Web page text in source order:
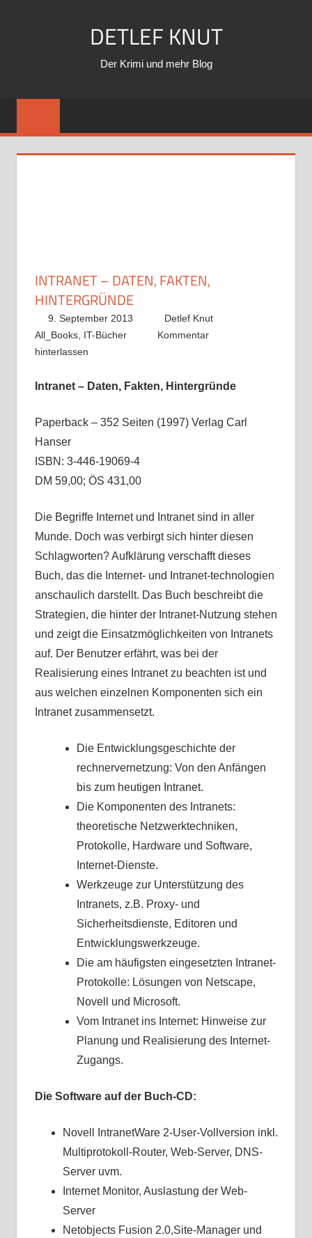
DETLEF KNUT
Der Krimi und mehr Blog
INTRANET – DATEN, FAKTEN,
HINTERGRÜNDE
9. September 2013
Detlef Knut
All_Books, IT-Bücher
Kommentar
hinterlassen
Intranet – Daten, Fakten, Hintergründe
Paperback – 352 Seiten (1997) Verlag Carl
Hanser
ISBN: 3-446-19069-4
DM 59,00; ÖS 431,00
Die Begriffe Internet und Intranet sind in aller
Munde. Doch was verbirgt sich hinter diesen
Schlagworten? Aufklärung verschafft dieses
Buch, das die Internet- und Intranet-technologien
anschaulich darstellt. Das Buch beschreibt die
Strategien, die hinter der Intranet-Nutzung stehen
und zeigt die Einsatzmöglichkeiten von Intranets
auf. Der Benutzer erfährt, was bei der
Realisierung eines Intranet zu beachten ist und
aus welchen einzelnen Komponenten sich ein
Intranet zusammensetzt.
Die Entwicklungsgeschichte der
rechnervernetzung: Von den Anfängen
bis zum heutigen Intranet.
Die Komponenten des Intranets:
theoretische Netzwerktechniken,
Protokolle, Hardware und Software,
Internet-Dienste.
Werkzeuge zur Unterstützung des
Intranets, z.B. Proxy- und
Sicherheitsdienste, Editoren und
Entwicklungswerkzeuge.
Die am häufigsten eingesetzten Intranet-
Protokolle: Lösungen von Netscape,
Novell und Microsoft.
Vom Intranet ins Internet: Hinweise zur
Planung und Realisierung des Internet-
Zugangs.
Die Software auf der Buch-CD:
Novell IntranetWare 2-User-Vollversion inkl.
Multiprotokoll-Router, Web-Server, DNS-
Server uvm.
Internet Monitor, Auslastung der Web-
Server
Netobjects Fusion 2.0,Site-Manager und